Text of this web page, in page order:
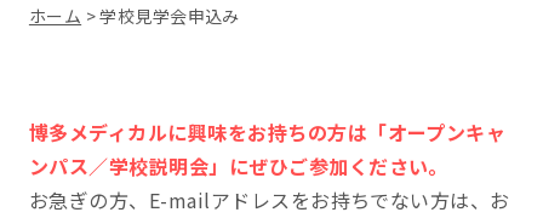
ホーム > 学校見学会申込み
博多メディカルに興味をお持ちの方は「オープンキャ
ンパス／学校説明会」にぜひご参加ください。
お急ぎの方、E-mailアドレスをお持ちでない方は、お